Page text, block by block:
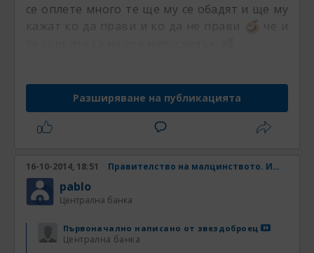
се оплете много те ще му се обадят и ще му
кажат ко да прави и ко да не прави
че и
Разширяване на публикацията
16-10-2014, 18:51 Правителство на малцинството. Има ли шанс? Част 4
pablo
Централна банка
Първоначално написано от звездоброец
Централна банка